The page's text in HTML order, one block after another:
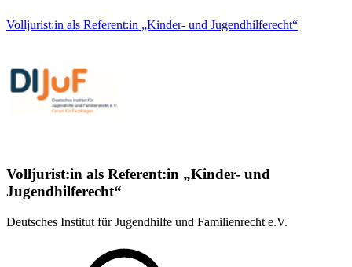
Volljurist:in als Referent:in „Kinder- und Jugendhilferecht“
Volljurist:in als Referent:in „Kinder- und
Jugendhilferecht“
Deutsches Institut für Jugendhilfe und Familienrecht e.V.